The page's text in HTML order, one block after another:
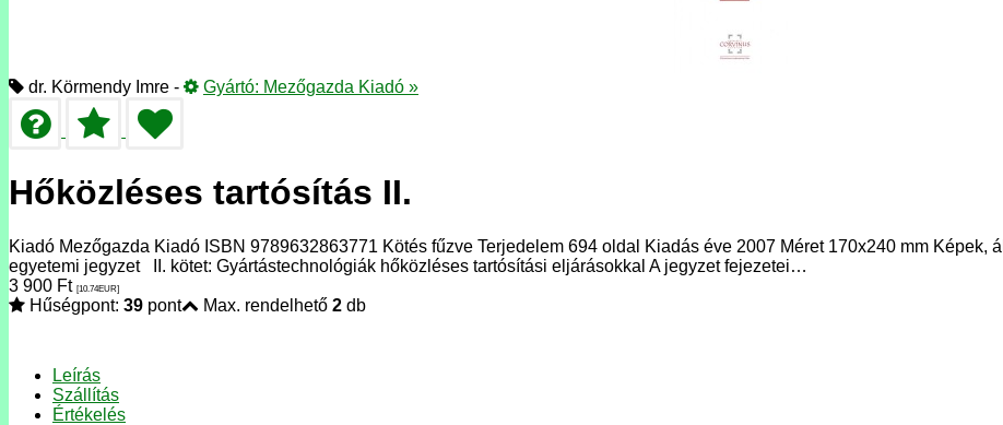
dr. Körmendy Imre - Gyártó: Mezőgazda Kiadó »
Hőközléses tartósítás II.
Kiadó Mezőgazda Kiadó ISBN 9789632863771 Kötés fűzve Terjedelem 694 oldal Kiadás éve 2007 Méret 170x240 mm Képek,
egyetemi jegyzet II. kötet: Gyártástechnológiák hőközléses tartósítási eljárásokkal A jegyzet fejezetei…
3 900 Ft [10.74EUR]
Hűségpont: 39 pont Max. rendelhető 2 db
Leírás
Szállítás
Értékelés